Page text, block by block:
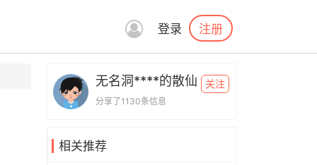
登录 注册
无名洞****的散仙
分享了1130条信息
关注
相关推荐